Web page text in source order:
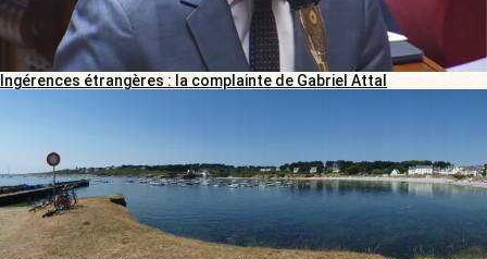
Ingérences étrangères : la complainte de Gabriel Attal